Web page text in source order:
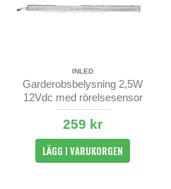
INLED
Garderobsbelysning 2,5W
12Vdc med rörelsesensor
259 kr
LÄGG I VARUKORGEN